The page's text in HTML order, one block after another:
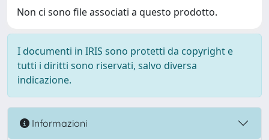
Non ci sono file associati a questo prodotto.
I documenti in IRIS sono protetti da copyright e
tutti i diritti sono riservati, salvo diversa
indicazione.
Informazioni